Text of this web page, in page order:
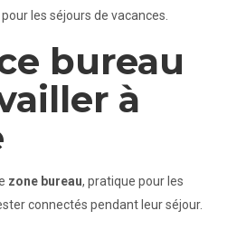
les séjours de vacances.
bureau
à
zone bureau, pratique pour les
connectés pendant leur séjour.